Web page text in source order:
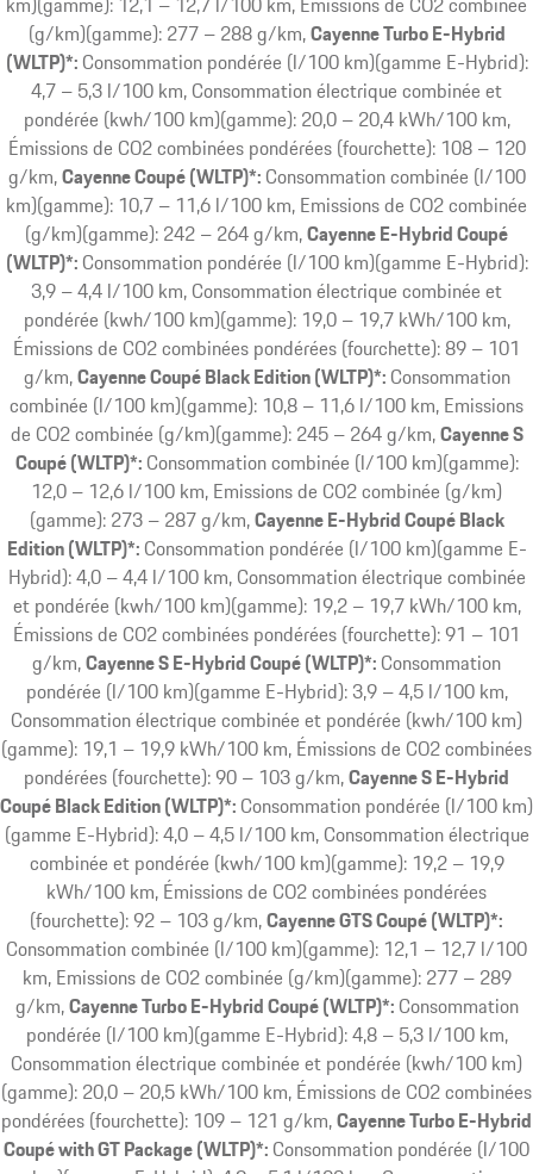
(g/km)(gamme): 277 – 288 g/km Cayenne Turbo E-Hybrid
(WLTP)*: Consommation pondérée (l/100 km)(gamme E-Hybrid):
4,7 – 5,3 l/100 km, Consommation électrique combinée et
pondérée (kwh/100 km)(gamme): 20,0 – 20,4 kWh/100 km,
Émissions de CO2 combinées pondérées (fourchette): 108 – 120
g/km Cayenne Coupé (WLTP)*: Consommation combinée (l/100
km)(gamme): 10,7 – 11,6 l/100 km, Emissions de CO2 combinée
(g/km)(gamme): 242 – 264 g/km Cayenne E-Hybrid Coupé
(WLTP)*: Consommation pondérée (l/100 km)(gamme E-Hybrid):
3,9 – 4,4 l/100 km, Consommation électrique combinée et
pondérée (kwh/100 km)(gamme): 19,0 – 19,7 kWh/100 km,
Émissions de CO2 combinées pondérées (fourchette): 89 – 101
g/km Cayenne Coupé Black Edition (WLTP)*: Consommation
combinée (l/100 km)(gamme): 10,8 – 11,6 l/100 km, Emissions
de CO2 combinée (g/km)(gamme): 245 – 264 g/km Cayenne S
Coupé (WLTP)*: Consommation combinée (l/100 km)(gamme):
12,0 – 12,6 l/100 km, Emissions de CO2 combinée (g/km)
(gamme): 273 – 287 g/km Cayenne E-Hybrid Coupé Black
Edition (WLTP)*: Consommation pondérée (l/100 km)(gamme E-
Hybrid): 4,0 – 4,4 l/100 km, Consommation électrique combinée
et pondérée (kwh/100 km)(gamme): 19,2 – 19,7 kWh/100 km,
Émissions de CO2 combinées pondérées (fourchette): 91 – 101
g/km Cayenne S E-Hybrid Coupé (WLTP)*: Consommation
pondérée (l/100 km)(gamme E-Hybrid): 3,9 – 4,5 l/100 km,
Consommation électrique combinée et pondérée (kwh/100 km)
(gamme): 19,1 – 19,9 kWh/100 km, Émissions de CO2 combinées
pondérées (fourchette): 90 – 103 g/km Cayenne S E-Hybrid
Coupé Black Edition (WLTP)*: Consommation pondérée (l/100 km)
(gamme E-Hybrid): 4,0 – 4,5 l/100 km, Consommation électrique
combinée et pondérée (kwh/100 km)(gamme): 19,2 – 19,9
kWh/100 km, Émissions de CO2 combinées pondérées
(fourchette): 92 – 103 g/km Cayenne GTS Coupé (WLTP)*:
Consommation combinée (l/100 km)(gamme): 12,1 – 12,7 l/100
km, Emissions de CO2 combinée (g/km)(gamme): 277 – 289
g/km Cayenne Turbo E-Hybrid Coupé (WLTP)*: Consommation
pondérée (l/100 km)(gamme E-Hybrid): 4,8 – 5,3 l/100 km,
Consommation électrique combinée et pondérée (kwh/100 km)
(gamme): 20,0 – 20,5 kWh/100 km, Émissions de CO2 combinées
pondérées (fourchette): 109 – 121 g/km Cayenne Turbo E-Hybrid
Coupé with GT Package (WLTP)*: Consommation pondérée (l/100